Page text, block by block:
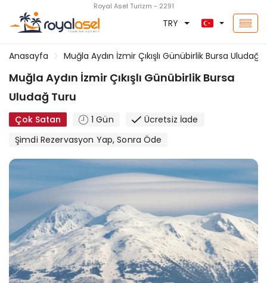
Royal Asel Turizm - 2291
TRY
Anasayfa Muğla Aydın İzmir Çıkışlı Günübirlik Bursa Uludağ
Muğla Aydın İzmir Çıkışlı Günübirlik Bursa
Uludağ Turu
Çok Satan 1 Gün
Ücretsiz İade
Şimdi Rezervasyon Yap, Sonra Öde